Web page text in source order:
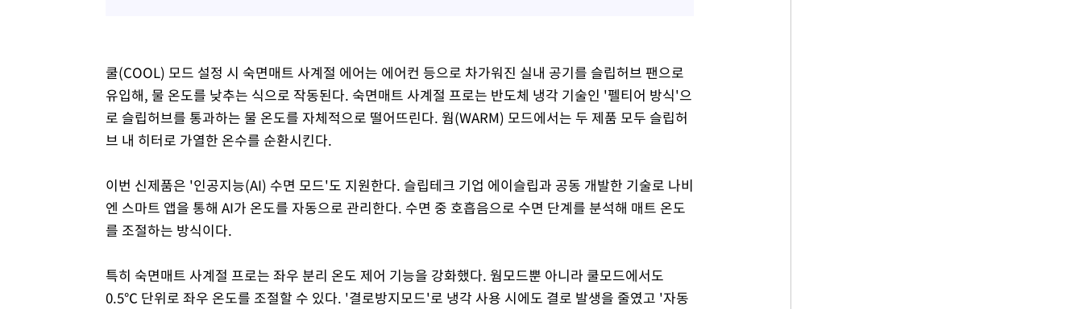
쿨(COOL) 모드 설정 시 숙면매트 사계절 에어는 에어컨 등으로 차가워진 실내 공기를 슬립허브 팬으로
유입해, 물 온도를 낮추는 식으로 작동된다. 숙면매트 사계절 프로는 반도체 냉각 기술인 '펠티어 방식'으
로 슬립허브를 통과하는 물 온도를 자체적으로 떨어뜨린다. 웜(WARM) 모드에서는 두 제품 모두 슬립허
브 내 히터로 가열한 온수를 순환시킨다.
이번 신제품은 '인공지능(AI) 수면 모드'도 지원한다. 슬립테크 기업 에이슬립과 공동 개발한 기술로 나비
엔 스마트 앱을 통해 AI가 온도를 자동으로 관리한다. 수면 중 호흡음으로 수면 단계를 분석해 매트 온도
를 조절하는 방식이다.
특히 숙면매트 사계절 프로는 좌우 분리 온도 제어 기능을 강화했다. 웜모드뿐 아니라 쿨모드에서도
0.5℃ 단위로 좌우 온도를 조절할 수 있다. '결로방지모드'로 냉각 사용 시에도 결로 발생을 줄였고 '자동